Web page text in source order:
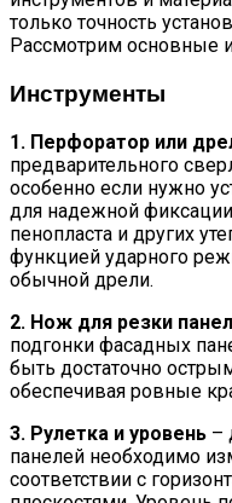
только точность
Рассмотрим основные
Инструменты
1. Перфоратор или
предварительного
особенно если нужно
для надежной
пенопласта и других
функцией ударного
обычной дрели.
2. Нож для резки
подгонки фасадных
быть достаточно
обеспечивая ровные
3. Рулетка и уровень –
панелей необходимо
соответствии с